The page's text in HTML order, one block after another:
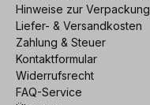
Hinweise zur Verpackung
Liefer- & Versandkosten
Zahlung & Steuer
Kontaktformular
Widerrufsrecht
FAQ-Service